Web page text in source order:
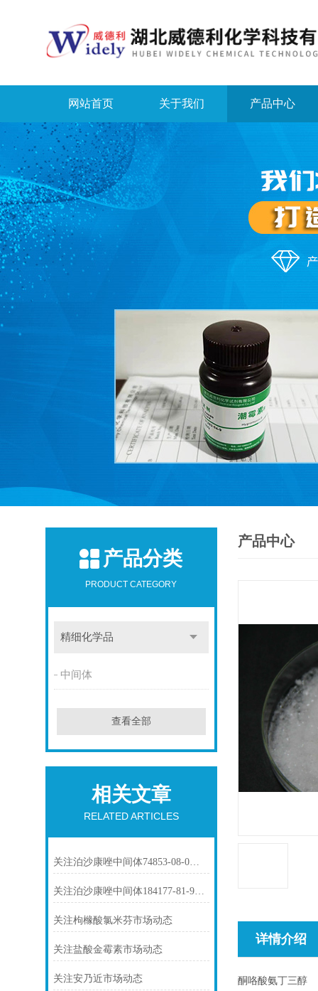
网站首页 关于我们 产品中心
产品分类
PRODUCT CATEGORY
精细化学品
中间体
查看全部
相关文章
RELATED ARTICLES
关注泊沙康唑中间体74853-08-0市场动态
关注泊沙康唑中间体184177-81-9市场动态
关注枸橼酸氯米芬市场动态
关注盐酸金霉素市场动态
关注安乃近市场动态
产品中心
详情介绍
酮咯酸氨丁三醇